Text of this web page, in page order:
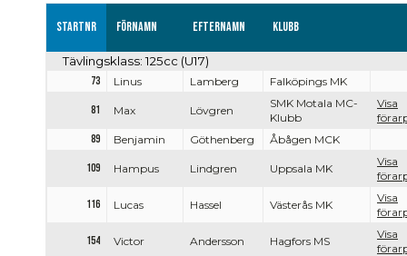
Startnr Förnamn Efternamn Klubb
Tävlingsklass: 125cc (U17)
73 Linus Lamberg Falköpings MK
81 Max Lövgren
SMK Motala MC-
Klubb
Visa
89
Benjamin Göthenberg Åbågen MCK
109 Hampus Lindgren Uppsala MK
Visa
116 Lucas Hassel Västerås MK
Visa
154 Victor Andersson Hagfors MS
Visa